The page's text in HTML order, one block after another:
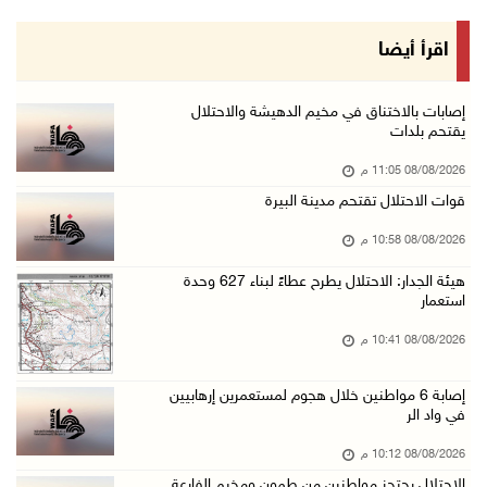
مستعمرون يهاجمون قرية أبو فلاح
مستعمرون يقتحمون بلدة بيت عور التحتا وقرية جل ...
فلسطين تدين الهجوم على ناقلة إماراتية في مضيق ...
08/آب/2026 06:25 م
شعراء غزة يوثقون النزوح والفقد بقصائد من الخي ...
08/آب/2026 06:23 م
08/آب/2026 06:20 م
08/آب/2026 05:52 م
الحايك: نقود جهودا وطنية لحماية المواقع الأثر ...
اقرأ أيضا
إصابات بالاختناق في مخيم الدهيشة والاحتلال
يقتحم بلدات
08/08/2026 11:05 م
قوات الاحتلال تقتحم مدينة البيرة
08/08/2026 10:58 م
هيئة الجدار: الاحتلال يطرح عطاءً لبناء 627 وحدة
استعمار
08/08/2026 10:41 م
إصابة 6 مواطنين خلال هجوم لمستعمرين إرهابيين
في واد الر
08/08/2026 10:12 م